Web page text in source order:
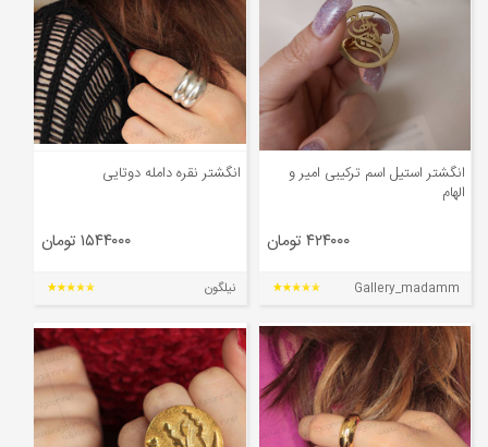
انگشتر استیل اسم ترکیبی امیر و
الهام
۴۲۴۰۰۰ تومان
Gallery_madamm
انگشتر نقره دامله دوتایی
۱۵۴۴۰۰۰ تومان
نیلگون